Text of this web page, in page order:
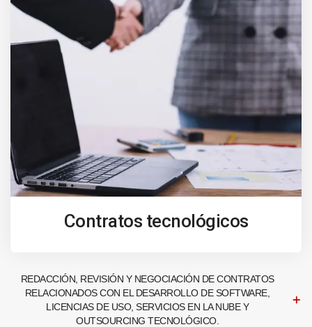
Contratos tecnológicos
REDACCIÓN, REVISIÓN Y NEGOCIACIÓN DE CONTRATOS
RELACIONADOS CON EL DESARROLLO DE SOFTWARE,
LICENCIAS DE USO, SERVICIOS EN LA NUBE Y
OUTSOURCING TECNOLÓGICO.